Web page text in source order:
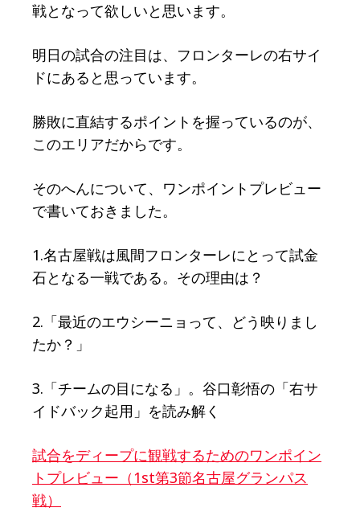
戦となって欲しいと思います。
明日の試合の注目は、フロンターレの右サイ
ドにあると思っています。
勝敗に直結するポイントを握っているのが、
このエリアだからです。
そのへんについて、ワンポイントプレビュー
で書いておきました。
1.名古屋戦は風間フロンターレにとって試金
石となる一戦である。その理由は？
2.「最近のエウシーニョって、どう映りまし
たか？」
3.「チームの目になる」。谷口彰悟の「右サ
イドバック起用」を読み解く
試合をディープに観戦するためのワンポイン
トプレビュー（1st第3節名古屋グランパス
戦）